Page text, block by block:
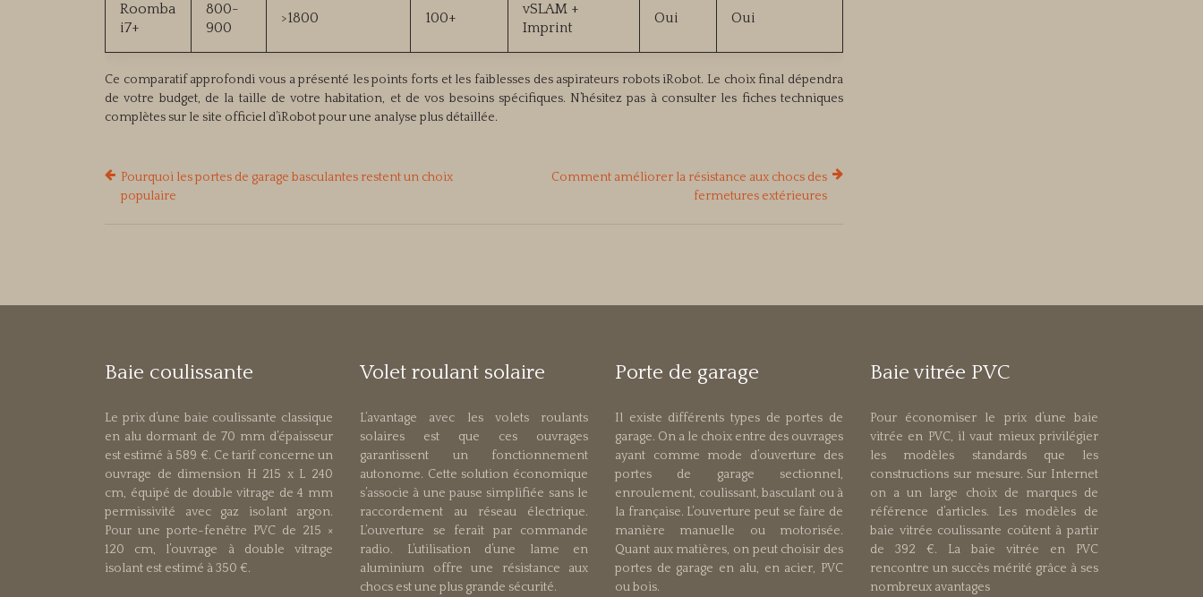
Roomba
i7+
800-
900
>1800 100+
vSLAM +
Imprint
Oui Oui
Ce comparatif approfondi vous a présenté les points forts et les faiblesses des aspirateurs robots iRobot. Le choix final dépendra
de votre budget, de la taille de votre habitation, et de vos besoins spécifiques. N’hésitez pas à consulter les fiches techniques
complètes sur le site officiel d’iRobot pour une analyse plus détaillée.
Pourquoi les portes de garage basculantes restent un choix
populaire
Comment améliorer la résistance aux chocs des
fermetures extérieures
Baie coulissante
Le prix d’une baie coulissante classique
en alu dormant de 70 mm d’épaisseur
est estimé à 589 €. Ce tarif concerne un
ouvrage de dimension H 215 x L 240
cm, équipé de double vitrage de 4 mm
permissivité avec gaz isolant argon.
Pour une porte-fenêtre PVC de 215 ×
120 cm, l’ouvrage à double vitrage
isolant est estimé à 350 €.
Volet roulant solaire
L’avantage avec les volets roulants
solaires est que ces ouvrages
garantissent un fonctionnement
autonome. Cette solution économique
s’associe à une pause simplifiée sans le
raccordement au réseau électrique.
L’ouverture se ferait par commande
radio. L’utilisation d’une lame en
aluminium offre une résistance aux
chocs est une plus grande sécurité.
Porte de garage
Il existe différents types de portes de
garage. On a le choix entre des ouvrages
ayant comme mode d’ouverture des
portes de garage sectionnel,
enroulement, coulissant, basculant ou à
la française. L’ouverture peut se faire de
manière manuelle ou motorisée.
Quant aux matières, on peut choisir des
portes de garage en alu, en acier, PVC
ou bois.
Baie vitrée PVC
Pour économiser le prix d’une baie
vitrée en PVC, il vaut mieux privilégier
les modèles standards que les
constructions sur mesure. Sur Internet
on a un large choix de marques de
référence d’articles. Les modèles de
baie vitrée coulissante coûtent à partir
de 392 €. La baie vitrée en PVC
rencontre un succès mérité grâce à ses
nombreux avantages